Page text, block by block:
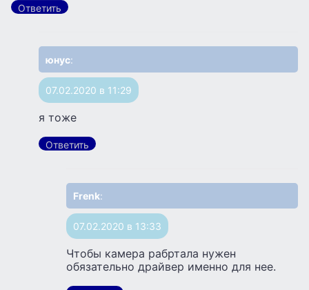
Ответить
юнус:
07.02.2020 в 11:29
я тоже
Ответить
Frenk:
07.02.2020 в 13:33
Чтобы камера рабртала нужен
обязательно драйвер именно для нее.